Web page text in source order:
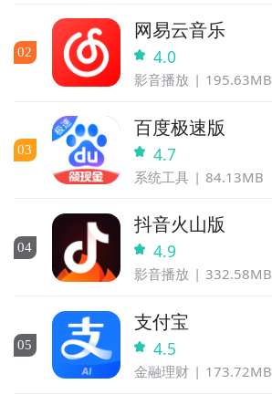
02
网易云音乐
4.0
影音播放 195.63MB
03
百度极速版
4.7
系统工具 84.13MB
04
抖音火山版
4.9
影音播放 332.58MB
05
支付宝
4.5
金融理财 173.72MB